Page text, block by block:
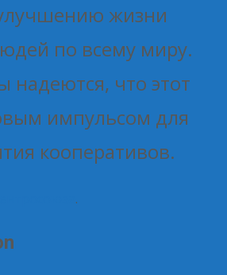
жизни
по всему миру.
надеются, что этот
импульсом для
кооперативов.
.